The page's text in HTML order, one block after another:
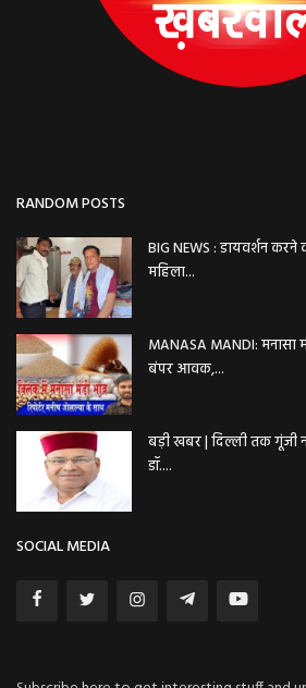
RANDOM POSTS
BIG NEWS : डायवर्शन
महिला...
MANASA MANDI: मनासा
बंपर आवक,...
बड़ी खबर | दिल्ली तक गूंजी
डॉ....
SOCIAL MEDIA